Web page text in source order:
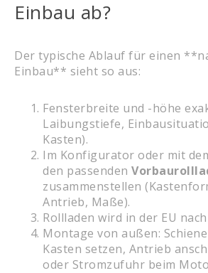
Einbau ab?
Der typische Ablauf für einen
Einbau** sieht so aus:
Fensterbreite und -höhe
Laibungstiefe,
Kasten).
Im Konfigurator oder mit
den passenden
zusammenstellen
Antrieb, Maße).
Rollladen wird in der EU
Montage von außen:
Kasten setzen, Antrieb
oder Stromzufuhr beim